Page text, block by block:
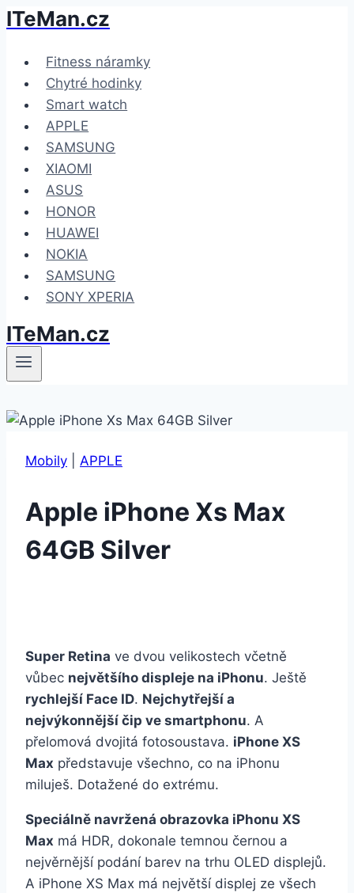
Přeskočit
obsah
ITeMan.cz
Fitness náramky
Chytré hodinky
Smart watch
APPLE
SAMSUNG
XIAOMI
ASUS
HONOR
HUAWEI
NOKIA
SAMSUNG
SONY XPERIA
ITeMan.cz
Mobily APPLE
Apple iPhone Xs Max
64GB Silver
Super Retina ve dvou velikostech včetně
vůbec největšího displeje na iPhonu. Ještě
rychlejší Face ID. Nejchytřejší a
nejvýkonnější čip ve smartphonu. A
přelomová dvojitá fotosoustava. iPhone XS
Max představuje všechno, co na iPhonu
miluješ. Dotažené do extrému.
Speciálně navržená obrazovka iPhonu XS
Max má HDR, dokonale temnou černou a
nejvěrnější podání barev na trhu OLED displejů.
A iPhone XS Max má největší displej ze všech